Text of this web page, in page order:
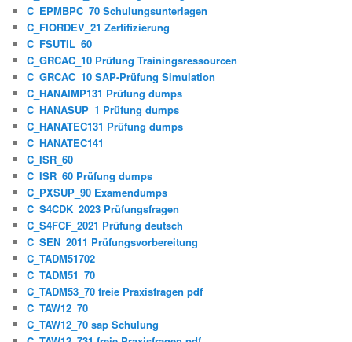
C_EPMBPC_70 Schulungsunterlagen
C_FIORDEV_21 Zertifizierung
C_FSUTIL_60
C_GRCAC_10 Prüfung Trainingsressourcen
C_GRCAC_10 SAP-Prüfung Simulation
C_HANAIMP131 Prüfung dumps
C_HANASUP_1 Prüfung dumps
C_HANATEC131 Prüfung dumps
C_HANATEC141
C_ISR_60
C_ISR_60 Prüfung dumps
C_PXSUP_90 Examendumps
C_S4CDK_2023 Prüfungsfragen
C_S4FCF_2021 Prüfung deutsch
C_SEN_2011 Prüfungsvorbereitung
C_TADM51702
C_TADM51_70
C_TADM53_70 freie Praxisfragen pdf
C_TAW12_70
C_TAW12_70 sap Schulung